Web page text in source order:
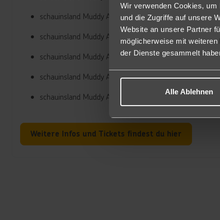
Wir verwenden Cookies,
und die Zugriffe auf unsere
Website an unsere Partner
möglicherweise mit
der Dienste gesammelt
Alle Ablehnen
schauinsland Muddy Angel RunMÜNCHEN HAAR,
schauinsland Muddy Angel Run KÖLN
, 08.08.2026,
schauinsland Muddy Angel RunMITTEN IN
schauinsland Muddy Angel RunMAGDEBURG,
schauinsland Muddy Angel Run
HAMBURG, 12./
Weitere Infos und Tickets findest du hier